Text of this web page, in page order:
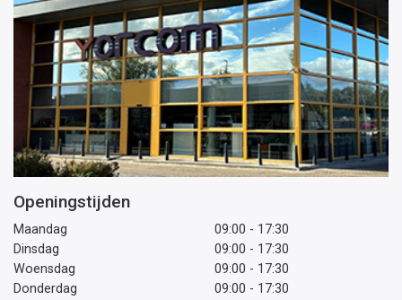
Openingstijden
Maandag
09:00 - 17:30
Dinsdag
09:00 - 17:30
Woensdag
09:00 - 17:30
Donderdag
09:00 - 17:30